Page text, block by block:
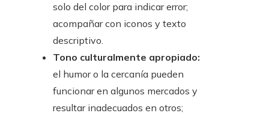
solo del color para indicar error;
acompañar con iconos y texto
descriptivo.
Tono culturalmente apropiado:
el humor o la cercanía pueden
funcionar en algunos mercados y
resultar inadecuados en otros;